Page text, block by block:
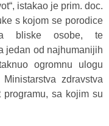
istakao je prim. doc.
s kojom se porodice
bliske osobe, te
jedan od najhumanijih
ogromnu ulogu
zdravstva
programu, sa kojim su